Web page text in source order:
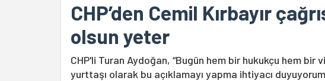
CHP’den Cemil Kırbayır
olsun yeter
CHP'li Turan Aydoğan, “Bugün hem bir hukukçu hem
yurttaşı olarak bu açıklamayı yapma ihtiyacı